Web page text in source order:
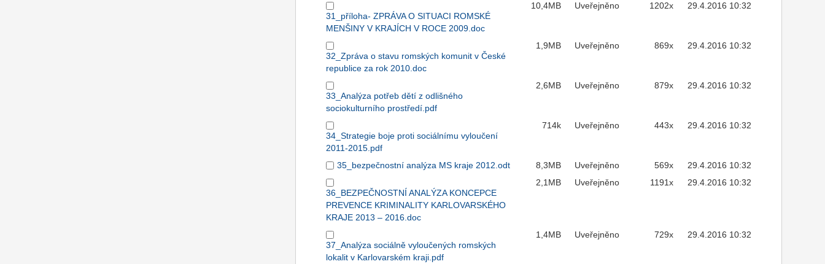
31_příloha- ZPRÁVA O SITUACI ROMSKÉ
MENŠINY V KRAJÍCH V ROCE 2009.doc
10,4MB Uveřejněno 1202x 29.4.2016 10:32
32_Zpráva o stavu romských komunit v České
republice za rok 2010.doc
1,9MB Uveřejněno 869x 29.4.2016 10:32
33_Analýza potřeb dětí z odlišného
sociokulturního prostředí.pdf
2,6MB Uveřejněno 879x 29.4.2016 10:32
34_Strategie boje proti sociálnímu vyloučení
2011-2015.pdf
714k Uveřejněno 443x 29.4.2016 10:32
35_bezpečnostní analýza MS kraje 2012.odt 8,3MB Uveřejněno 569x 29.4.2016 10:32
36_BEZPEČNOSTNÍ ANALÝZA KONCEPCE
PREVENCE KRIMINALITY KARLOVARSKÉHO
KRAJE 2013 – 2016.doc
2,1MB Uveřejněno 1191x 29.4.2016 10:32
37_Analýza sociálně vyloučených romských
lokalit v Karlovarském kraji.pdf
1,4MB Uveřejněno 729x 29.4.2016 10:32